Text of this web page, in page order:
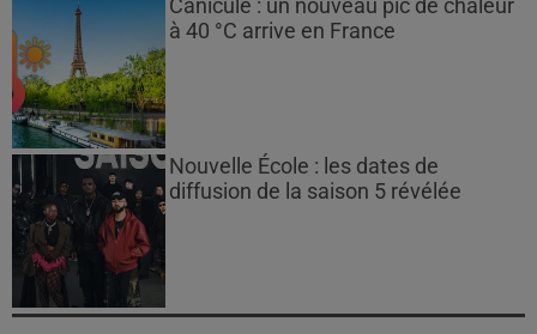
Canicule : un nouveau pic de chaleur
à 40 °C arrive en France
Nouvelle École : les dates de
diffusion de la saison 5 révélée